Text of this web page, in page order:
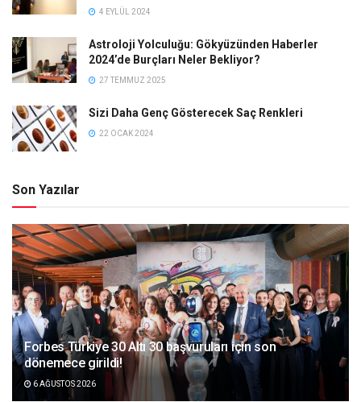
4 EYLÜL 2024
Astroloji Yolculuğu: Gökyüzünden Haberler
2024’de Burçları Neler Bekliyor?
27 TEMMUZ 2025
Sizi Daha Genç Gösterecek Saç Renkleri
22 OCAK 2024
Son Yazılar
Forbes Türkiye 30 Altı 30 başvuruları için son
dönemece girildi!
6 AĞUSTOS 2026